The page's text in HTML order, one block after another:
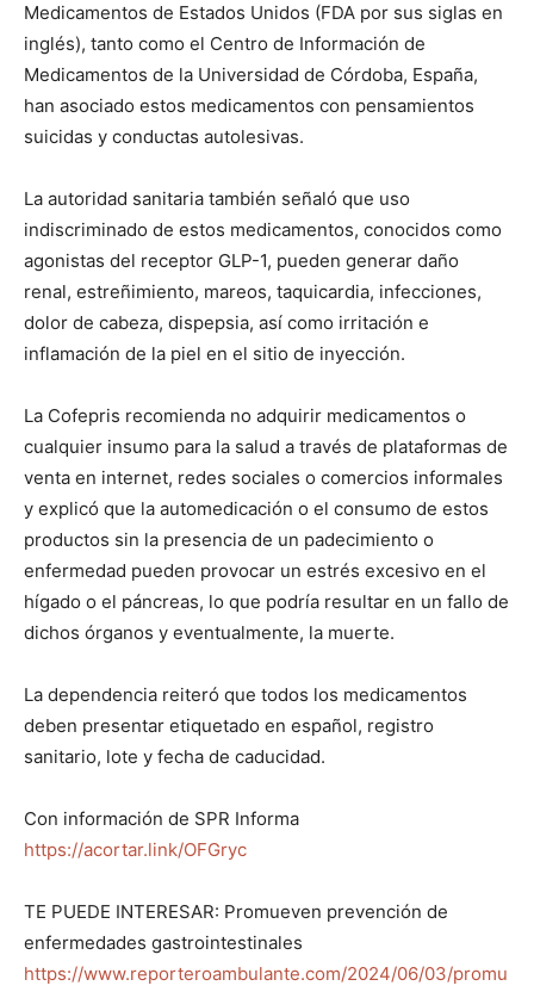
Medicamentos de Estados Unidos (FDA por sus siglas en
inglés), tanto como el Centro de Información de
Medicamentos de la Universidad de Córdoba, España,
han asociado estos medicamentos con pensamientos
suicidas y conductas autolesivas.
La autoridad sanitaria también señaló que uso
indiscriminado de estos medicamentos, conocidos como
agonistas del receptor GLP-1, pueden generar daño
renal, estreñimiento, mareos, taquicardia, infecciones,
dolor de cabeza, dispepsia, así como irritación e
inflamación de la piel en el sitio de inyección.
La Cofepris recomienda no adquirir medicamentos o
cualquier insumo para la salud a través de plataformas de
venta en internet, redes sociales o comercios informales
y explicó que la automedicación o el consumo de estos
productos sin la presencia de un padecimiento o
enfermedad pueden provocar un estrés excesivo en el
hígado o el páncreas, lo que podría resultar en un fallo de
dichos órganos y eventualmente, la muerte.
La dependencia reiteró que todos los medicamentos
deben presentar etiquetado en español, registro
sanitario, lote y fecha de caducidad.
Con información de SPR Informa
https://acortar.link/OFGryc
TE PUEDE INTERESAR: Promueven prevención de
enfermedades gastrointestinales
https://www.reporteroambulante.com/2024/06/03/promu